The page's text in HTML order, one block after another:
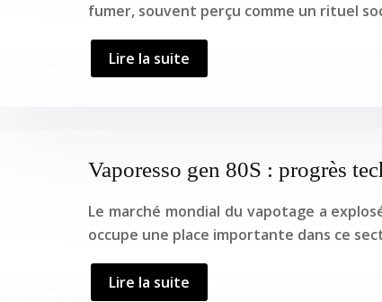
fumer, souvent perçu comme un rituel
Lire la suite
Vaporesso gen 80S : progrès
Le marché mondial du vapotage a
occupe une place importante dans ce
Lire la suite